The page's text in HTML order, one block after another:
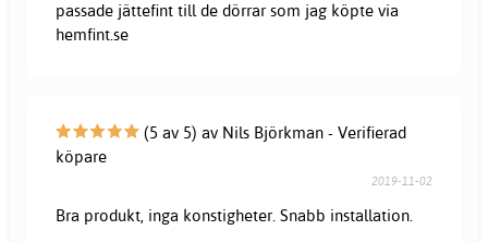
passade jättefint till de dörrar som jag köpte via
hemfint.se
(5 av 5) av Nils Björkman - Verifierad
köpare
2019-11-02
Bra produkt, inga konstigheter. Snabb installation.